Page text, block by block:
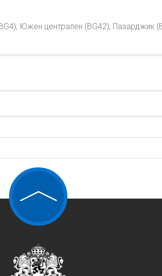
Южен централен (BG42), Пазарджик